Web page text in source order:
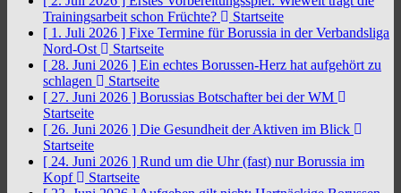
Trainingsarbeit schon Früchte?
Startseite
[ 1. Juli 2026 ] Fixe Termine für Borussia in der Verbandsliga
Nord-Ost
Startseite
[ 28. Juni 2026 ] Ein echtes Borussen-Herz hat aufgehört zu
schlagen
Startseite
[ 27. Juni 2026 ] Borussias Botschafter bei der WM
Startseite
[ 26. Juni 2026 ] Die Gesundheit der Aktiven im Blick
Startseite
[ 24. Juni 2026 ] Rund um die Uhr (fast) nur Borussia im
Kopf
Startseite